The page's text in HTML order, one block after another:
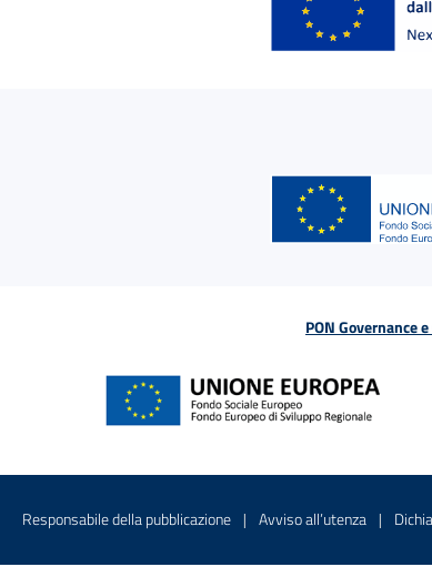
PON Governance
Menu di servizio
Responsabile della pubblicazione Sito interno - Apre in una
Avviso all’utenza Sito